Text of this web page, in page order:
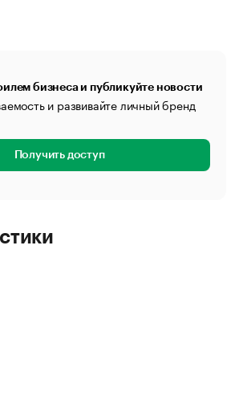
бизнеса и публикуйте новости
и развивайте личный бренд
Получить доступ